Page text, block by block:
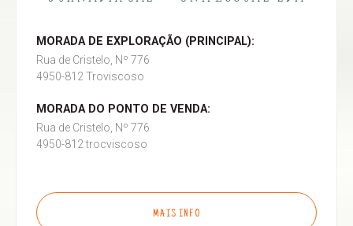
MORADA DE EXPLORAÇÃO (PRINCIPAL):
Rua de Cristelo, Nº 776
4950-812 Troviscoso
MORADA DO PONTO DE VENDA:
Rua de Cristelo, Nº 776
4950-812 trocviscoso
MAIS INFO